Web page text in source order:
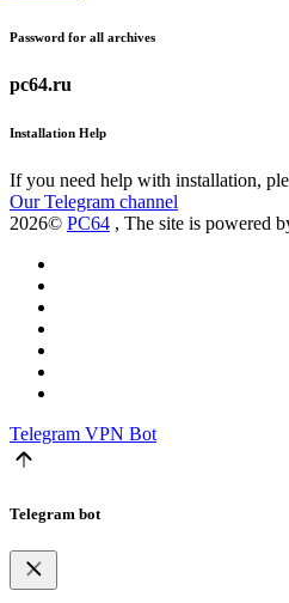
Password for all archives
pc64.ru
Installation Help
If you need help with installation,
Our Telegram channel
2026© PC64 , The site is powered
Telegram VPN Bot
Telegram bot